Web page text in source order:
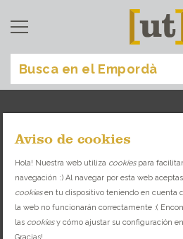
[
TIENDAS Y ESPACIOS
PRODUCTO LOCAL Y
Aviso de cookies
Hola! Nuestra web utiliza cookiespara
navegación :) Al navegar por esta web
cookiesen tu dispositivo teniendo en cuenta
la web no funcionarán correctamente :(
las cookiesy cómo ajustar su configuración
Gracias!